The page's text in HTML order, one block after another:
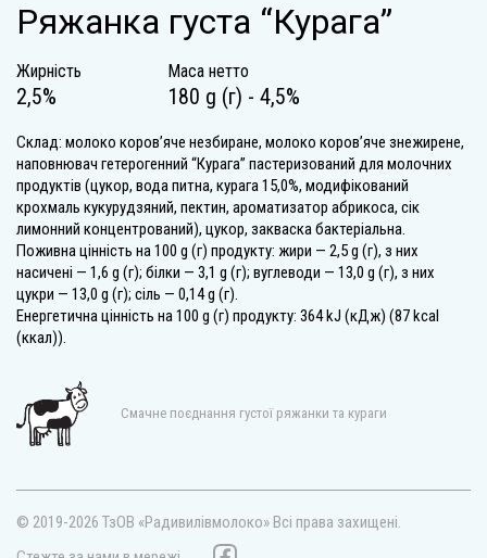
Ряжанка густа “Курага”
Жирність Маса нетто
2,5% 180 g (г) - 4,5%
Склад: молоко коров’яче незбиране, молоко коров’яче знежирене,
наповнювач гетерогенний “Курага” пастеризований для молочних
продуктів (цукор, вода питна, курага 15,0%, модифікований
крохмаль кукурудзяний, пектин, ароматизатор абрикоса, сік
лимонний концентрований), цукор, закваска бактеріальна.
Поживна цінність на 100 g (г) продукту: жири — 2,5 g (г), з них
насичені — 1,6 g (г); білки — 3,1 g (г); вуглеводи — 13,0 g (г), з них
цукри — 13,0 g (г); сіль — 0,14 g (г).
Енергетична цінність на 100 g (г) продукту: 364 kJ (кДж) (87 kcal
(ккал)).
Смачне поєднання густої ряжанки та кураги
© 2019-2026 ТзОВ «Радивилівмолоко» Всі права захищені.